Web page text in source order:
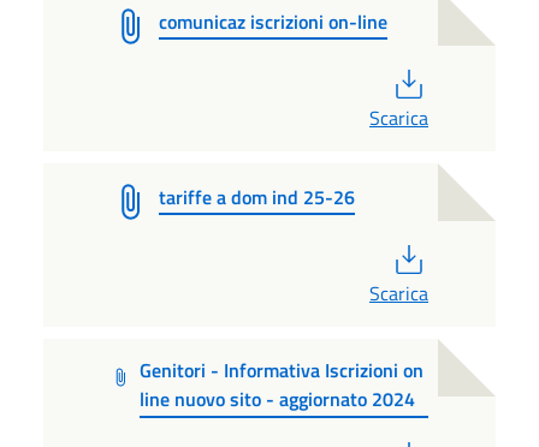
comunicaz iscrizioni on-line
Scarica
tariffe a dom ind 25-26
Scarica
Genitori - Informativa Iscrizioni on
line nuovo sito - aggiornato 2024